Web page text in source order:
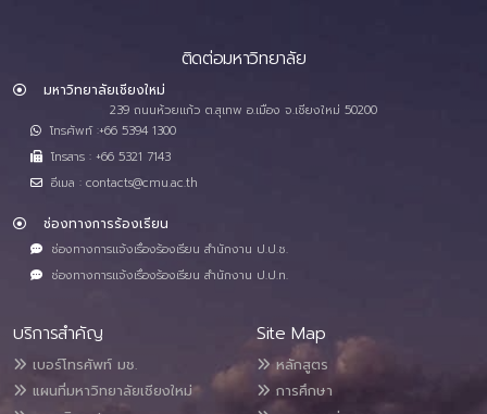
ติดต่อมหาวิทยาลัย
มหาวิทยาลัยเชียงใหม่
239 ถนนห้วยแก้ว ต.สุเทพ อ.เมือง จ.เชียงใหม่ 50200
โทรศัพท์ :+66 5394 1300
โทรสาร : +66 5321 7143
อีเมล : contacts@cmu.ac.th
ช่องทางการร้องเรียน
ช่องทางการแจ้งเรื่องร้องเรียน สำนักงาน ป.ป.ช.
ช่องทางการแจ้งเรื่องร้องเรียน สำนักงาน ป.ป.ท.
บริการสำคัญ
เบอร์โทรศัพท์ มช.
แผนที่มหาวิทยาลัยเชียงใหม่
Site Map
หลักสูตร
การศึกษา